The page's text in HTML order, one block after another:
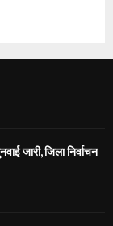
जारी, जिला निर्वाचन